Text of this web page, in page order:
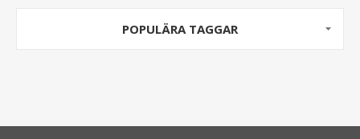
POPULÄRA TAGGAR